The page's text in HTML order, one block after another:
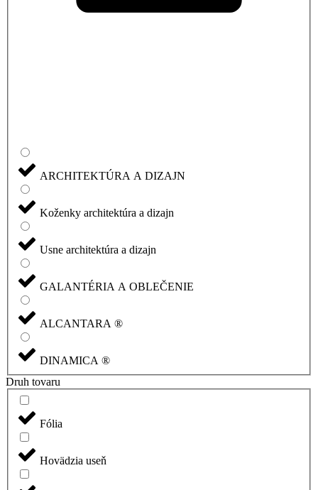
ARCHITEKTÚRA A DIZAJN
Koženky architektúra a dizajn
Usne architektúra a dizajn
GALANTÉRIA A OBLEČENIE
ALCANTARA ®
DINAMICA ®
Druh tovaru
Fólia
Hovädzia useň